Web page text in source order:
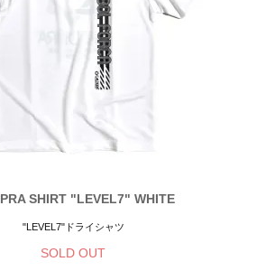
PRA SHIRT "LEVEL7" WHITE
"LEVEL7"ドライシャツ
SOLD OUT